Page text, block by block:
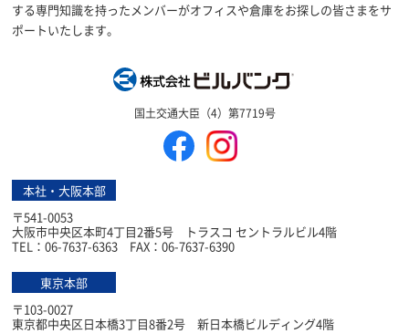
する専門知識を持ったメンバーがオフィスや倉庫をお探しの皆さまをサ
ポートいたします。
国土交通大臣（4）第7719号
本社・大阪本部
〒541-0053
大阪市中央区本町4丁目2番5号 トラスコ セントラルビル4階
TEL：06-7637-6363 FAX：06-7637-6390
東京本部
〒103-0027
東京都中央区日本橋3丁目8番2号 新日本橋ビルディング4階